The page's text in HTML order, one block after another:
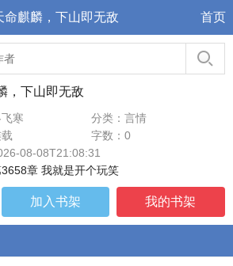
命麒麟，下山即无敌 首页
，下山即无敌
寒
分类：言情
字数：0
08-08T21:08:31
章 我就是开个玩笑
加入书架 我的书架